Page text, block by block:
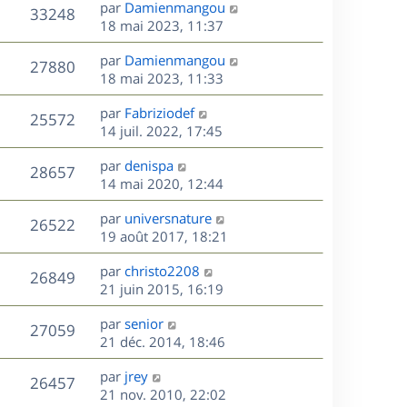
e
s
n
i
e
r
m
e
s
s
a
g
e
33248V
u
s
D
e
r
n
i
e
r
m
e
s
s
a
g
e
par Damienmangou
18 mai 2023, 11:37
27880V
u
e
s
D
e
r
n
i
e
r
m
e
s
s
a
g
e
par Damienmangou
18 mai 2023, 11:33
25572V
u
s
D
e
r
n
i
e
r
m
e
s
s
a
g
e
par Fabriziodef
14 juil. 2022, 17:45
28657V
u
e
s
D
e
r
n
i
e
r
m
e
s
s
a
g
e
par denispa
14 mai 2020, 12:44
26522V
u
s
D
e
r
n
i
e
r
m
e
s
s
par universnature
19 août 2017, 18:21
26849V
u
s
D
e
r
n
i
e
r
m
par christo2208
21 juin 2015, 16:19
27059V
u
D
e
r
n
i
par senior
21 déc. 2014, 18:46
26457V
D
e
par jrey
21 nov. 2010, 22:02